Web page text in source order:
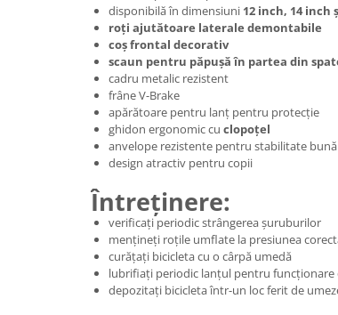
disponibilă în dimensiuni 12 inch, 14 inch
roți ajutătoare laterale demontabile
coș frontal decorativ
scaun pentru păpușă în partea din
cadru metalic rezistent
frâne V-Brake
apărătoare pentru lanț pentru protecție
ghidon ergonomic cu clopoțel
anvelope rezistente pentru stabilitate bună
design atractiv pentru copii
Întreținere:
verificați periodic strângerea șuruburilor
mențineți roțile umflate la presiunea
curățați bicicleta cu o cârpă umedă
lubrifiați periodic lanțul pentru
depozitați bicicleta într-un loc ferit de